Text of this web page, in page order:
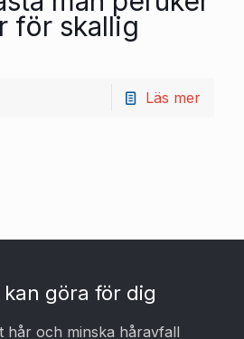
för skallig
Läs mer
göra för dig
hår och minska håravfall